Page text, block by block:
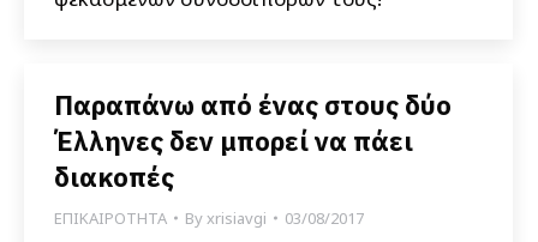
Παραπάνω από ένας στους δύο
Έλληνες δεν μπορεί να πάει
διακοπές
ΕΠΙΚΑΙΡΟΤΗΤΑ Byxrisiavgi 03/08/2017